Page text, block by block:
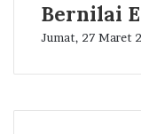
Bernilai
Jumat, 27 Maret